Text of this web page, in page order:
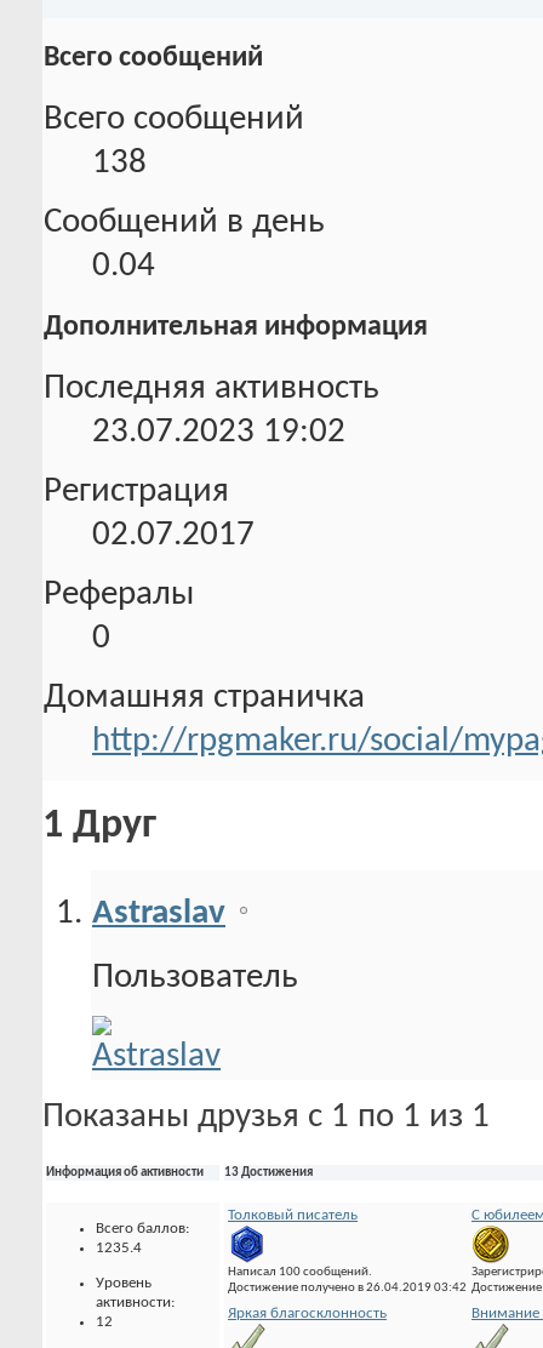
Всего сообщений
Всего сообщений
138
Сообщений в день
0.04
Дополнительная информация
Последняя активность
23.07.2023 19:02
Регистрация
02.07.2017
Рефералы
0
Домашняя страничка
http://rpgmaker.ru/social/
1 Друг
Astraslav
Пользователь
Показаны друзья с 1 по 1 из 1
Информация об активности
Всего баллов:
1235.4
Уровень
активности:
12
13 Достижения
Толковый писатель
Написал 100 сообщений.
Достижение получено в 26.04.2019 03:42
С
Яркая благосклонность Внимание